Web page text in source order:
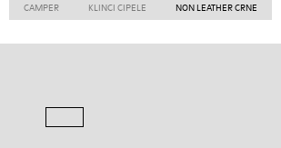
CAMPER KLINCI CIPELE NON LEATHER CRNE